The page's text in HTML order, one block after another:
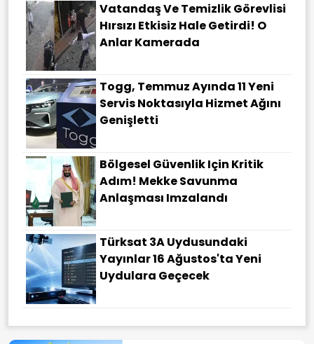
Vatandaş Ve Temizlik Görevlisi
Hırsızı Etkisiz Hale Getirdi! O
Anlar Kamerada
Togg, Temmuz Ayında 11 Yeni
Servis Noktasıyla Hizmet Ağını
Genişletti
Bölgesel Güvenlik Için Kritik
Adım! Mekke Savunma
Anlaşması Imzalandı
Türksat 3A Uydusundaki
Yayınlar 16 Ağustos'ta Yeni
Uydulara Geçecek